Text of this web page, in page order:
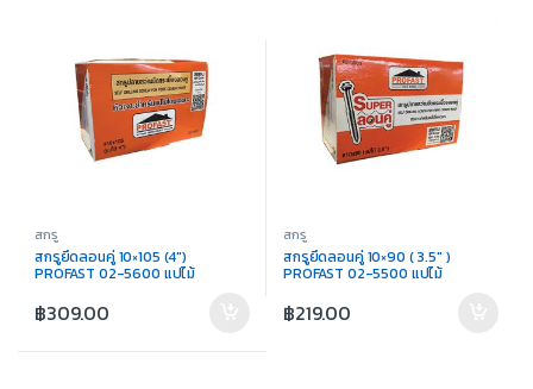
สกรู
สกรูยึดลอนคู่ 10×105 (4″)
PROFAST 02-5600 แปไม้
฿309.00
สกรู
สกรูยึดลอนคู่ 10×90 ( 3.5″ )
PROFAST 02-5500 แปไม้
฿219.00